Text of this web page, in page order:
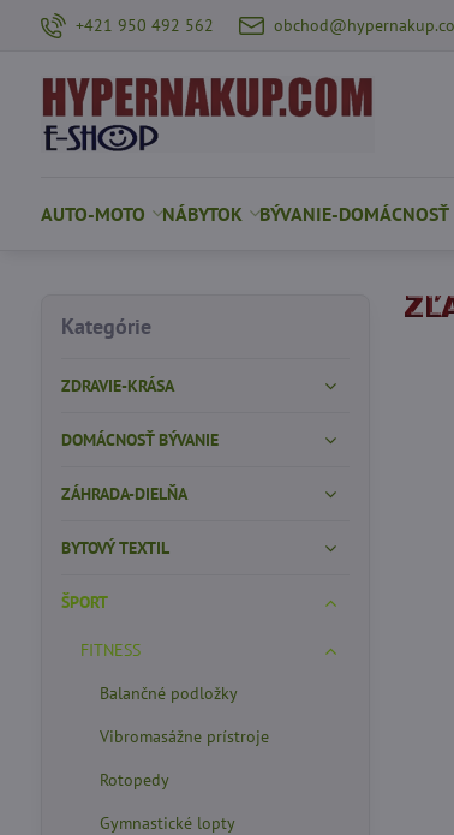
+421 950 492 562
AUTO-MOTO NÁBYTOK BÝVANIE-DOMÁCNOSŤ
Kategórie
ZDRAVIE-KRÁSA
DOMÁCNOSŤ BÝVANIE
ZÁHRADA-DIELŇA
BYTOVÝ TEXTIL
ŠPORT
FITNESS
Balančné podložky
Vibromasážne prístroje
Rotopedy
Gymnastické lopty